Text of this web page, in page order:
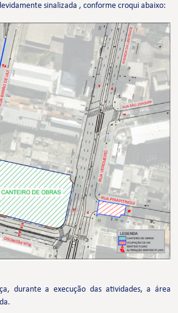
sinalizada , conforme croqui abaixo:
durante a execução das atividades, a área